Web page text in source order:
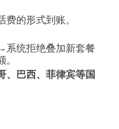
费的形式到账。
系统拒绝叠加新套餐
、巴西、菲律宾等国